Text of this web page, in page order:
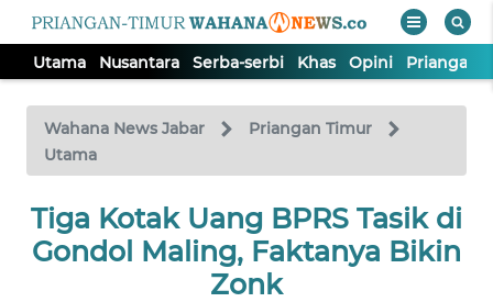
Utama Nusantara Serba-serbi Khas Opini Priangan
Wahana News Jabar
Priangan Timur
Utama
Tiga Kotak Uang BPRS Tasik di
Gondol Maling, Faktanya Bikin
Zonk
TV
Tutup
NUSANTARA